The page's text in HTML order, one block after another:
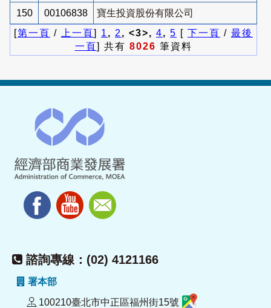
150 00106838
寶生投資股份有限公司
[第一頁 / 上一頁] 1 , 2 , <3>, 4, 5 [ 下一頁 / 最後
一頁] 共有 8026 筆資料
諮詢專線：(02) 4121166
署本部
100210臺北市中正區福州街15號